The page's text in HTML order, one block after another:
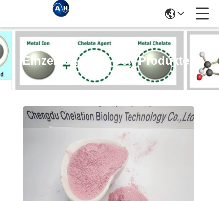
Einzelheiten Zu Den Produkten